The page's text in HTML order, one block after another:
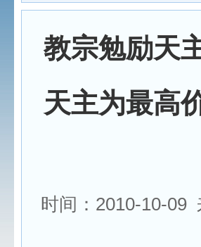
教宗勉励天
天主为最高
时间：2010-10-09